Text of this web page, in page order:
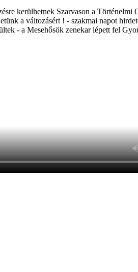
kerülhetnek Szarvason a
a változásért ! - szakmai napot
- a Mesehősök zenekar lépett fel